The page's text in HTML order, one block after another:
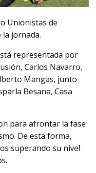
Unionistas de
la jornada.
representada por
Carlos Navarro,
Mangas, junto
Besana, Casa
para afrontar la fase
De esta forma,
superando su nivel